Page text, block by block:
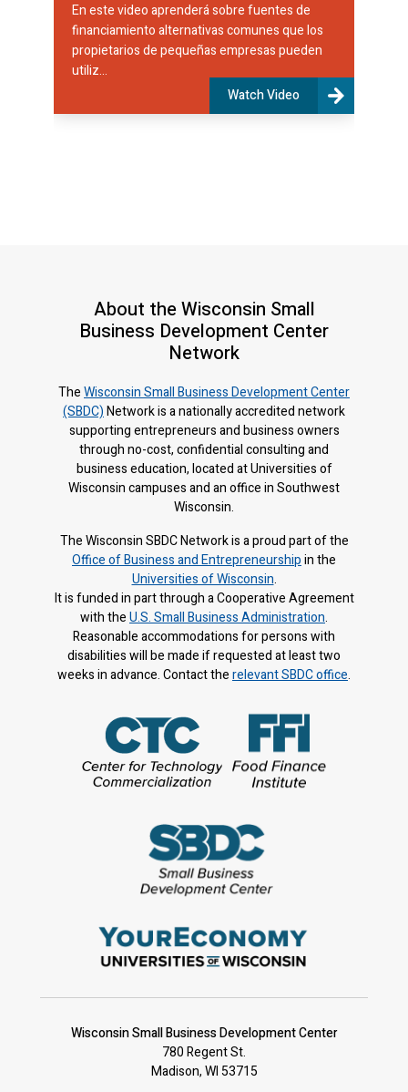
En este video aprenderá sobre fuentes de
financiamiento alternativas comunes que los
propietarios de pequeñas empresas pueden
utiliz...
Watch Video
About the Wisconsin Small
Business Development Center
Network
TheWisconsin Small Business Development Center
(SBDC)Network is a nationally accredited network
supporting entrepreneurs and business owners
through no-cost, confidential consulting and
business education, located at Universities of
Wisconsin campuses and an office in Southwest
Wisconsin.
The Wisconsin SBDC Network is a proud part of the
Office of Business and Entrepreneurshipin the
Universities of Wisconsin.
It is funded in part through a Cooperative Agreement
with theU.S. Small Business Administration.
Reasonable accommodations for persons with
disabilities will be made if requested at least two
weeks in advance. Contact therelevant SBDC office.
Wisconsin Small Business Development Center
780 Regent St.
Madison, WI 53715